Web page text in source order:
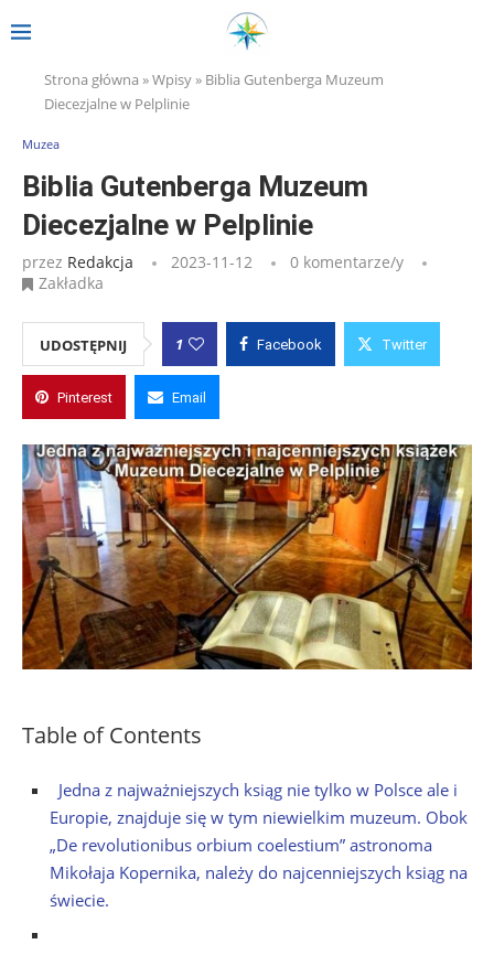
Strona główna »Wpisy» Biblia Gutenberga Muzeum
Diecezjalne w Pelplinie
Muzea
Biblia Gutenberga Muzeum
Diecezjalne w Pelplinie
przez Redakcja 2023-11-12
0 komentarze/y
Zakładka
UDOSTĘPNIJ 1 Facebook Twitter
Pinterest Email
Table of Contents
Jedna z najważniejszych ksiąg nie tylko w Polsce ale i
Europie, znajduje się w tym niewielkim muzeum. Obok
„De revolutionibus orbium coelestium” astronoma
Mikołaja Kopernika, należy do najcenniejszych ksiąg na
świecie.